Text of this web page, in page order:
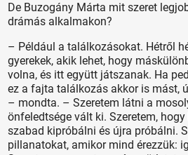
De Buzogány Márta mit szeret
drámás alkalmakon?
– Például a találkozásokat. Hétről
gyerekek, akik lehet, hogy
volna, és itt együtt játszanak. Ha
ez a fajta találkozás akkor is mást,
– mondta. – Szeretem látni a
önfeledtsége vált ki. Szeretem,
szabad kipróbálni és újra próbálni.
pillanatokat, amikor mind érezzük: